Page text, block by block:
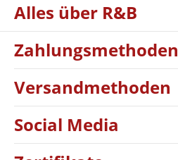
Alles über R&B
Zahlungsmethoden
Versandmethoden
Social Media